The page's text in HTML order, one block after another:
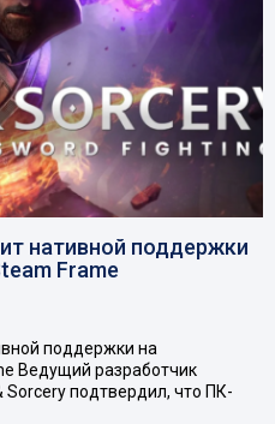
нативной поддержки
Frame
поддержки на
Ведущий разработчик
Sorcery подтвердил, что ПК-